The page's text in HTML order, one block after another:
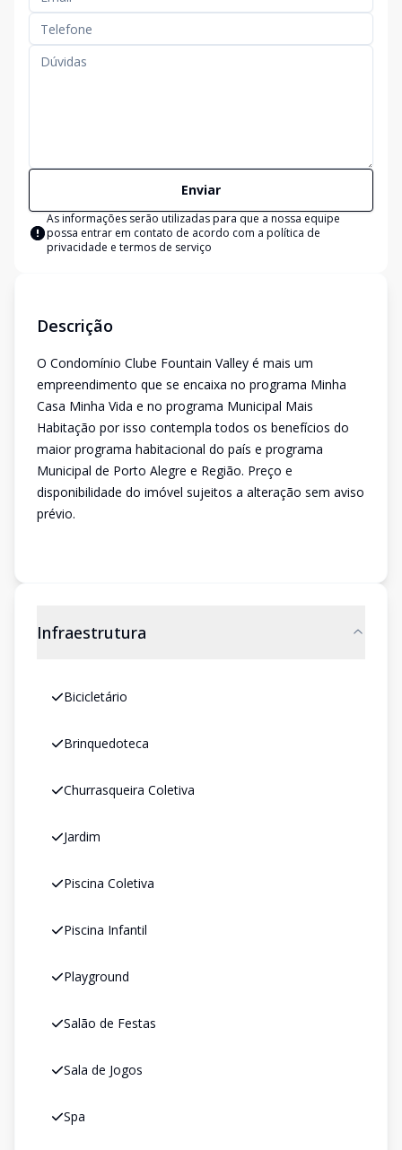
Enviar
As informações serão utilizadas para que a nossa equipe
possa entrar em contato de acordo com a política de
privacidade e termos de serviço
Descrição
O Condomínio Clube Fountain Valley é mais um
empreendimento que se encaixa no programa Minha
Casa Minha Vida e no programa Municipal Mais
Habitação por isso contempla todos os benefícios do
maior programa habitacional do país e programa
Municipal de Porto Alegre e Região. Preço e
disponibilidade do imóvel sujeitos a alteração sem aviso
prévio.
Infraestrutura
Bicicletário
Brinquedoteca
Churrasqueira Coletiva
Jardim
Piscina Coletiva
Piscina Infantil
Playground
Salão de Festas
Sala de Jogos
Spa